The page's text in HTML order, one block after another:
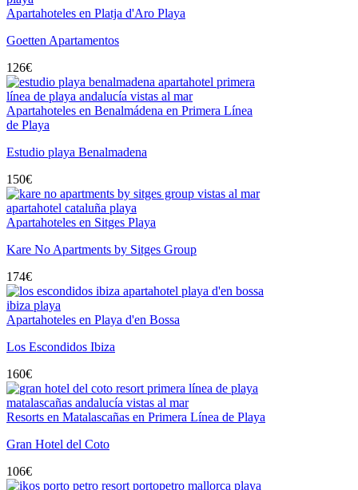
Apartahoteles en Platja d'Aro Playa
Goetten Apartamentos
126€
Apartahoteles en Benalmádena en Primera Línea
de Playa
Estudio playa Benalmadena
150€
Apartahoteles en Sitges Playa
Kare No Apartments by Sitges Group
174€
Apartahoteles en Playa d'en Bossa
Los Escondidos Ibiza
160€
Resorts en Matalascañas en Primera Línea de Playa
Gran Hotel del Coto
106€